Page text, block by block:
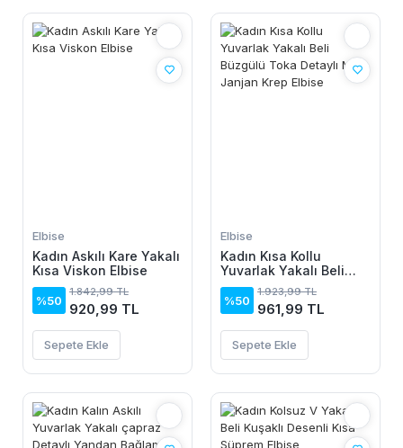
Elbise
Kadın Askılı Kare Yakalı
Kısa Viskon Elbise
%50
1.842,99 TL
920,99 TL
Sepete Ekle
Elbise
Kadın Kısa Kollu
Yuvarlak Yakalı Beli
Büzgülü Toka Detaylı
Midi Janjan Krep Elbise
%50
1.923,99 TL
961,99 TL
Sepete Ekle